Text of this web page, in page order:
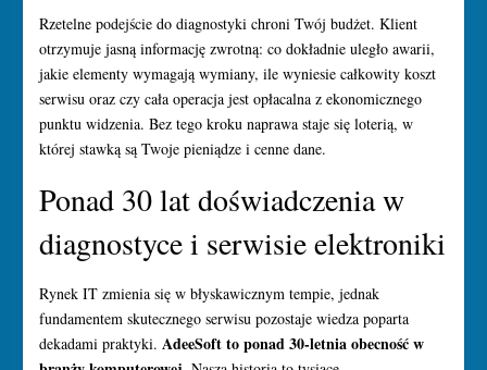
Rzetelne podejście do diagnostyki chroni Twój budżet. Klient
otrzymuje jasną informację zwrotną: co dokładnie uległo awarii,
jakie elementy wymagają wymiany, ile wyniesie całkowity koszt
serwisu oraz czy cała operacja jest opłacalna z ekonomicznego
punktu widzenia. Bez tego kroku naprawa staje się loterią, w
której stawką są Twoje pieniądze i cenne dane.
Ponad 30 lat doświadczenia w
diagnostyce i serwisie elektroniki
Rynek IT zmienia się w błyskawicznym tempie, jednak
fundamentem skutecznego serwisu pozostaje wiedza poparta
dekadami praktyki.AdeeSoft to ponad 30-letnia obecność w